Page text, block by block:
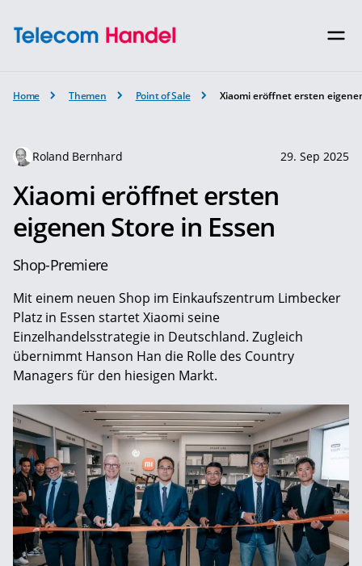
Home Themen Point of Sale Xiaomi eröffnet ersten
Roland Bernhard 29. Sep 2025
Xiaomi eröffnet ersten
eigenen Store in Essen
Shop-Premiere
Mit einem neuen Shop im Einkaufszentrum Limbecker
Platz in Essen startet Xiaomi seine
Einzelhandelsstrategie in Deutschland. Zugleich
übernimmt Hanson Han die Rolle des Country
Managers für den hiesigen Markt.